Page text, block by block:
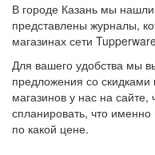
В городе Казань мы
представлены журналы,
магазинах сети
Для вашего удобства мы
предложения со
магазинов у нас на
спланировать, что именно
по какой цене.